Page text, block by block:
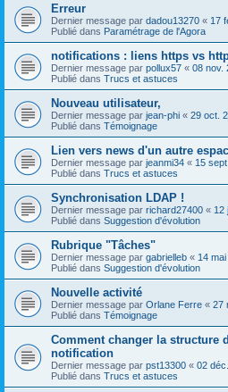
Erreur
Dernier message par dadou13270 « 17
Publié dans Paramétrage de l'Agora
notifications : liens https vs
Dernier message par pollux57 « 08 nov.
Publié dans Trucs et astuces
Nouveau utilisateur,
Dernier message par jean-phi « 29 oct.
Publié dans Témoignage
Lien vers news d'un autre
Dernier message par jeanmi34 « 15
Publié dans Trucs et astuces
Synchronisation LDAP !
Dernier message par richard27400 « 12
Publié dans Suggestion d'évolution
Rubrique "Tâches"
Dernier message par gabrielleb « 14
Publié dans Suggestion d'évolution
Nouvelle activité
Dernier message par Orlane Ferre « 27
Publié dans Témoignage
Comment changer la structure
notification
Dernier message par pst13300 « 02
Publié dans Trucs et astuces